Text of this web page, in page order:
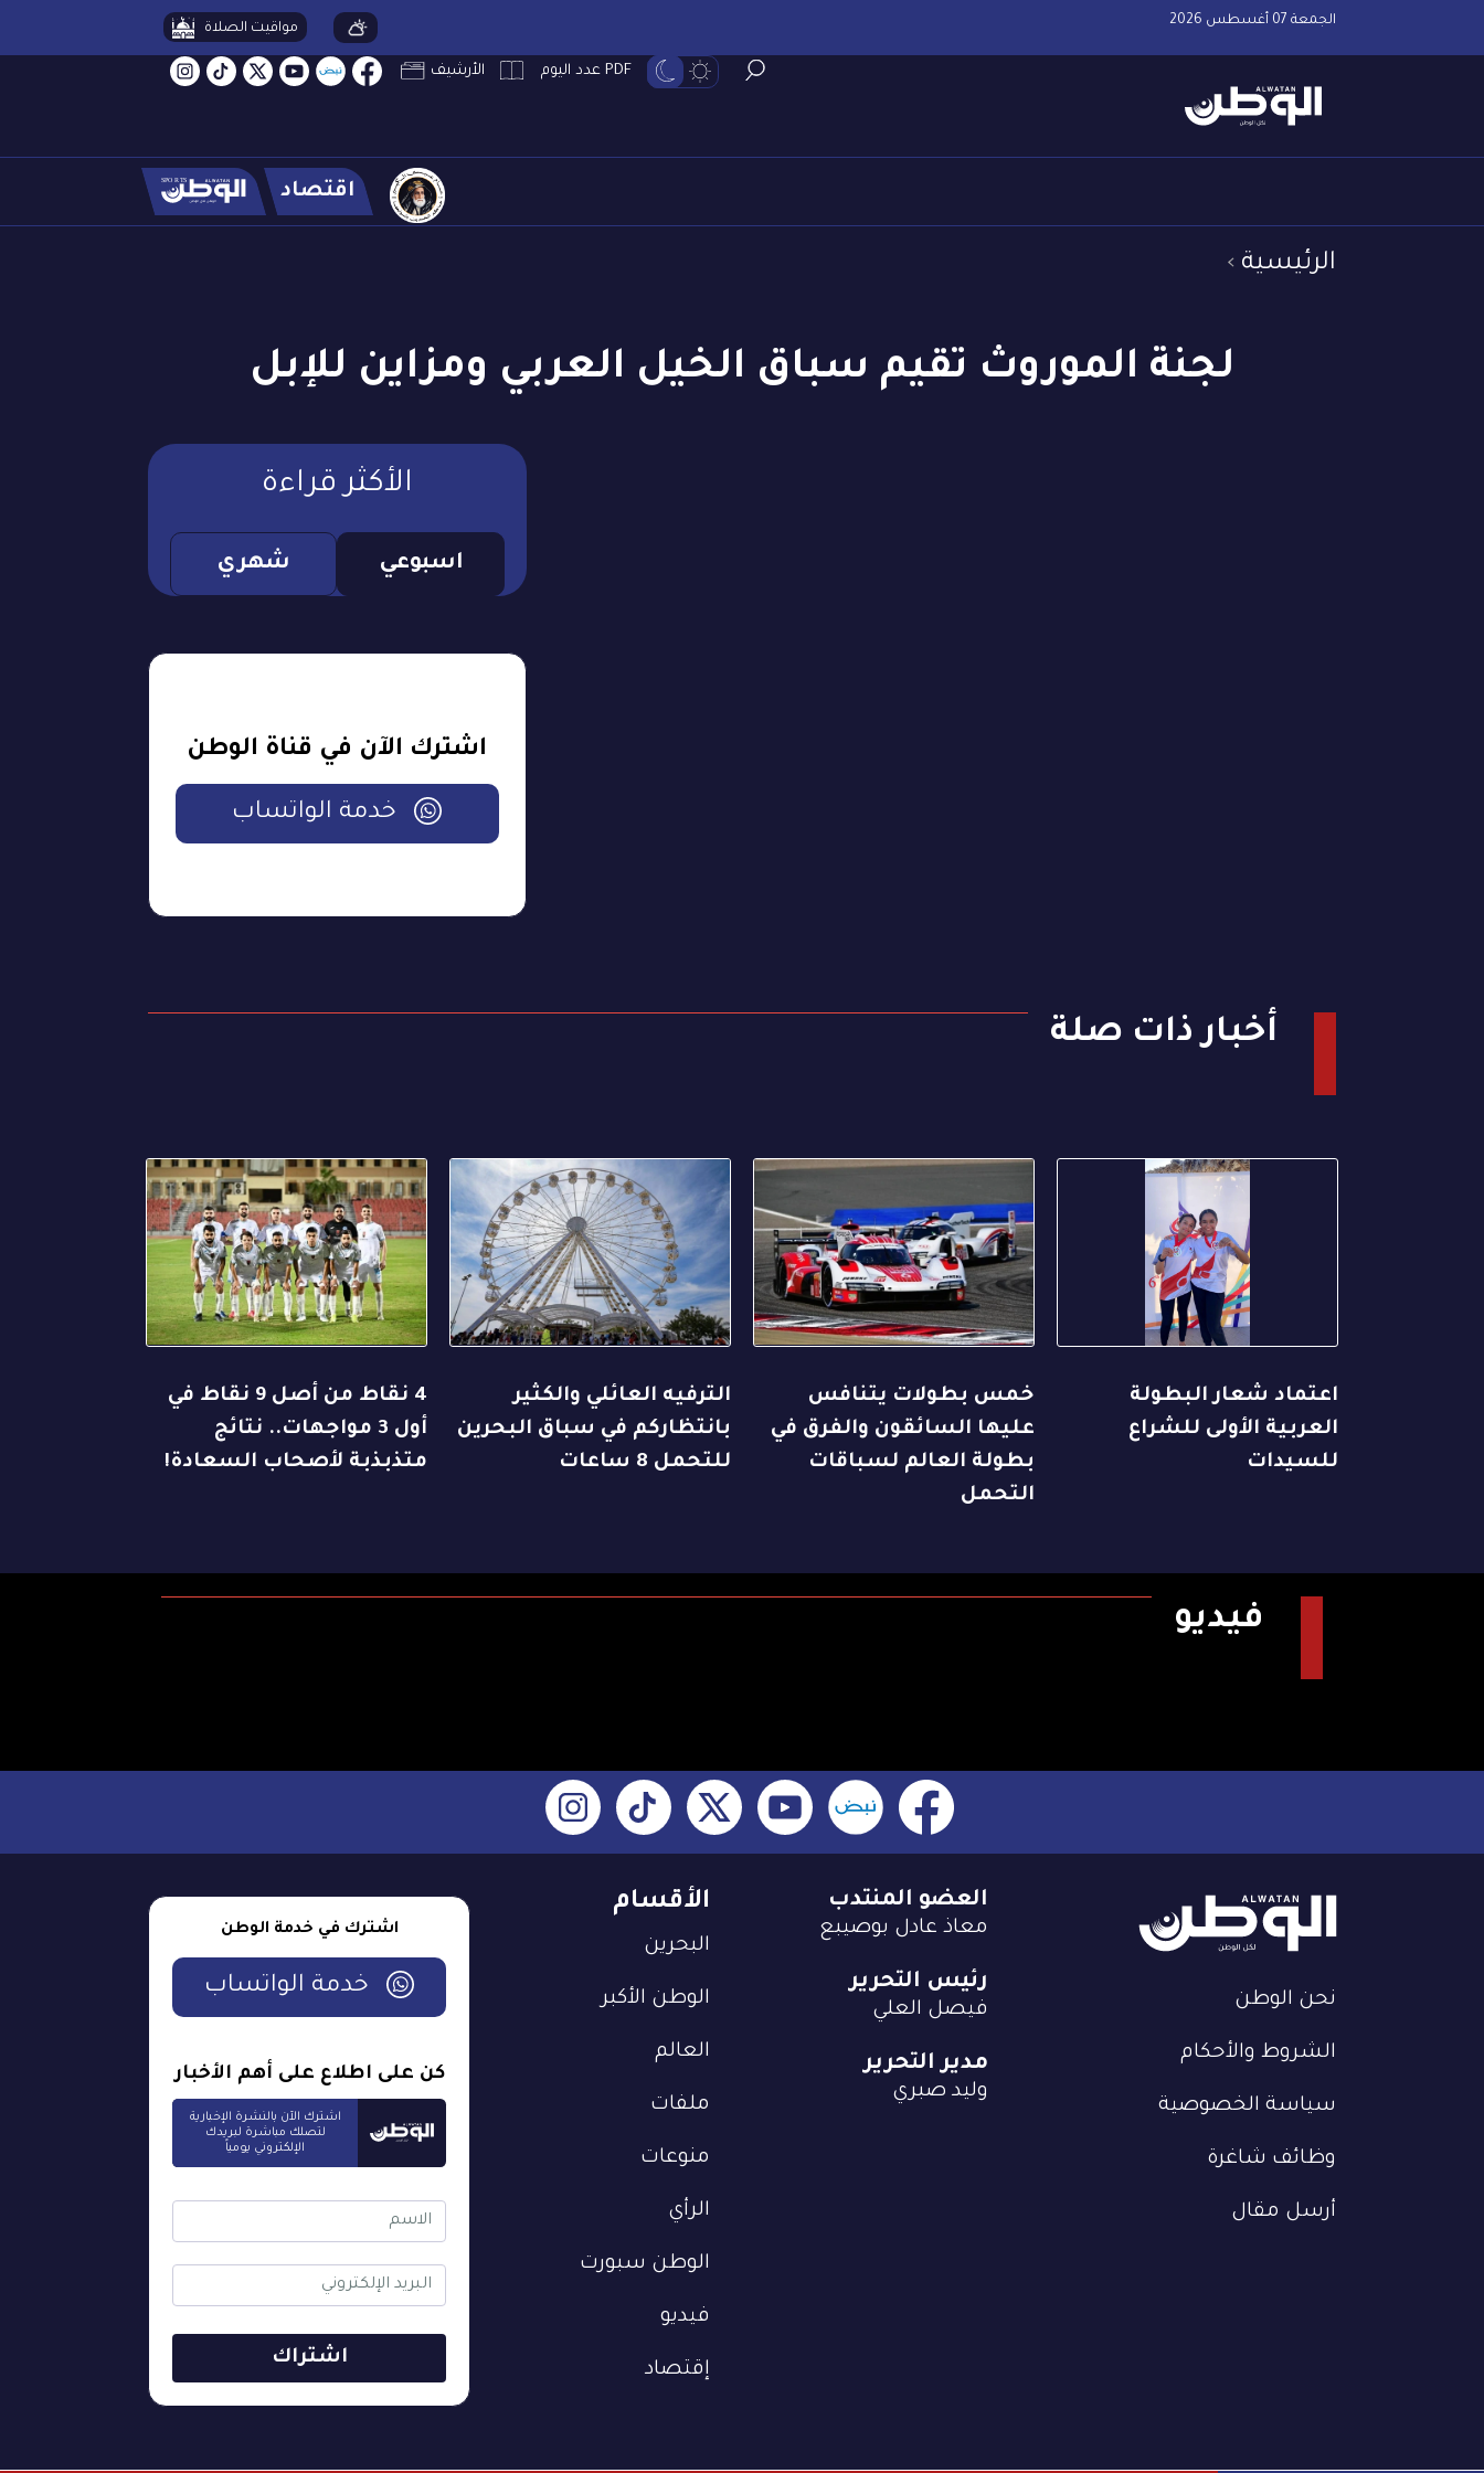
الجمعة 07 أغسطس 2026 مواقيت الصلاة
PDF عدد اليوم الأرشيف
اقتصاد
الرئيسية
لجنة الموروث تقيم سباق الخيل العربي ومزاين للإبل
الأكثر قراءة
اسبوعي شهري
اشترك الآن في قناة الوطن
خدمة الواتساب
أخبار ذات صلة
اعتماد شعار البطولة
العربية الأولى للشراع
للسيدات
خمس بطولات يتنافس
عليها السائقون والفرق في
بطولة العالم لسباقات
التحمل
الترفيه العائلي والكثير
بانتظاركم في سباق البحرين
للتحمل 8 ساعات
4 نقاط من أصل 9 نقاط في
أول 3 مواجهات.. نتائج
متذبذبة لأصحاب السعادة!
فيديو
نحن الوطن
الشروط والأحكام
سياسة الخصوصية
وظائف شاغرة
أرسل مقال
الأقسام
البحرين
الوطن الأكبر
العالم
ملفات
منوعات
الرأي
الوطن سبورت
فيديو
إقتصاد
العضو المنتدب
معاذ عادل بوصيبع
رئيس التحرير
فيصل العلي
مدير التحرير
وليد صبري
اشترك في خدمة الوطن
خدمة الواتساب
كن على اطلاع على أهم الأخبار
اشترك الآن بالنشرة الإخبارية
لتصلك مباشرة لبريدك
الإلكتروني يومياً
اشتراك